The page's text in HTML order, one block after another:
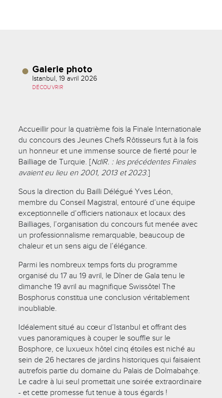
Galerie photo
Istanbul, 19 avril 2026
DÉCOUVRIR
Accueillir pour la quatrième fois la Finale Internationale
du concours des Jeunes Chefs Rôtisseurs fut à la fois
un honneur et une immense source de fierté pour le
Bailliage de Turquie. [NdlR. : les précédentes Finales
avaient eu lieu en 2001, 2013 et 2023.]
Sous la direction du Bailli Délégué Yves Léon,
membre du Conseil Magistral, entouré d’une équipe
exceptionnelle d’officiers nationaux et locaux des
Bailliages, l’organisation du concours fut menée avec
un professionnalisme remarquable, beaucoup de
chaleur et un sens aigu de l’élégance.
Parmi les nombreux temps forts du programme
organisé du 17 au 19 avril, le Dîner de Gala tenu le
dimanche 19 avril au magnifique Swissôtel The
Bosphorus constitua une conclusion véritablement
inoubliable.
Idéalement situé au cœur d’Istanbul et offrant des
vues panoramiques à couper le souffle sur le
Bosphore, ce luxueux hôtel cinq étoiles est niché au
sein de 26 hectares de jardins historiques qui faisaient
autrefois partie du domaine du Palais de Dolmabahçe.
Le cadre à lui seul promettait une soirée extraordinaire
- et cette promesse fut tenue à tous égards !